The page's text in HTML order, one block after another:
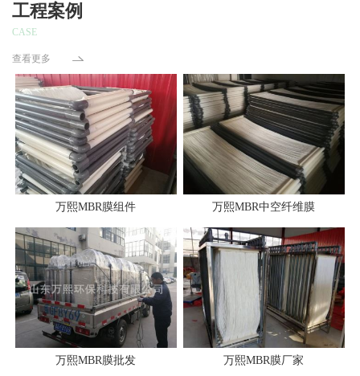
工程案例
CASE
查看更多
万熙MBR膜组件 万熙MBR中空纤维膜
万熙MBR膜批发 万熙MBR膜厂家